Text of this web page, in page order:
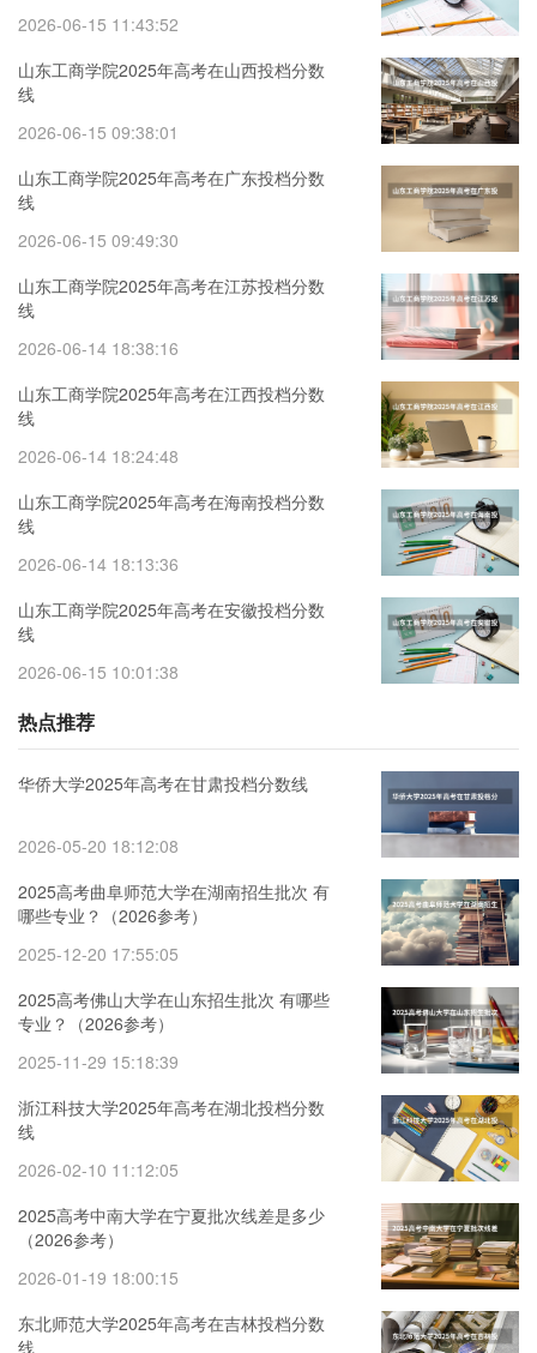
2026-06-15 11:43:52
山东工商学院2025年高考在山西投档分数
线
2026-06-15 09:38:01
山东工商学院2025年高考在广东投档分数
线
2026-06-15 09:49:30
山东工商学院2025年高考在江苏投档分数
线
2026-06-14 18:38:16
山东工商学院2025年高考在江西投档分数
线
2026-06-14 18:24:48
山东工商学院2025年高考在海南投档分数
线
2026-06-14 18:13:36
山东工商学院2025年高考在安徽投档分数
线
2026-06-15 10:01:38
热点推荐
华侨大学2025年高考在甘肃投档分数线
2026-05-20 18:12:08
2025高考曲阜师范大学在湖南招生批次 有
哪些专业？（2026参考）
2025-12-20 17:55:05
2025高考佛山大学在山东招生批次 有哪些
专业？（2026参考）
2025-11-29 15:18:39
浙江科技大学2025年高考在湖北投档分数
线
2026-02-10 11:12:05
2025高考中南大学在宁夏批次线差是多少
（2026参考）
2026-01-19 18:00:15
东北师范大学2025年高考在吉林投档分数
线